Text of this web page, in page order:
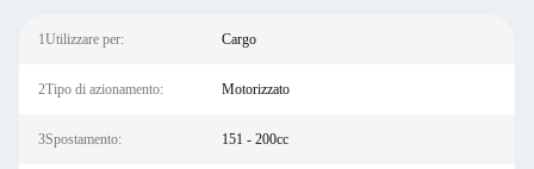
1Utilizzare per: Cargo
2Tipo di azionamento: Motorizzato
3Spostamento: 151 - 200cc